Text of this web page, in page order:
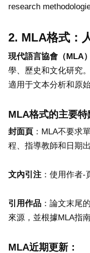
research
2. MLA格式：
現代語言協會（MLA）
學、歷史和文化研究
適用于文本分析和原
MLA格式的主要特
封面頁 ：MLA不要求
程、指導教師和日期
文內引注 ：使用作者-
引用作品 ：論文末尾
來源，並根據MLA指
MLA近期更新：